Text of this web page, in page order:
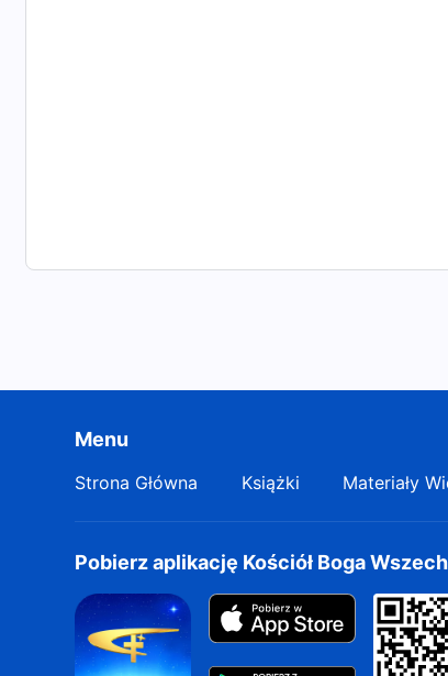
Menu
Strona Główna Książki Materiały
Pobierz aplikację Kościół Boga